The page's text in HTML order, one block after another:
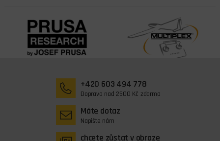
+420 603 494 778
Doprava nad 2500 Kč zdarma
Máte dotaz
Napište nám
chcete zůstat v obraze